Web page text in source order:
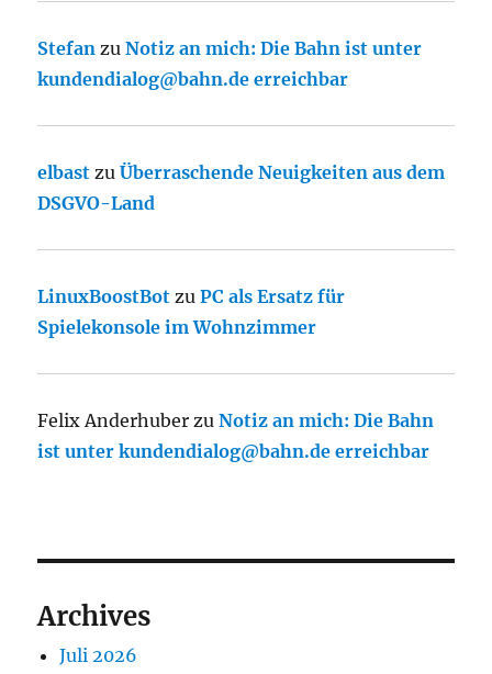
Stefan zuNotiz an mich: Die Bahn ist unter
kundendialog@bahn.de erreichbar
elbast zuÜberraschende Neuigkeiten aus dem
DSGVO-Land
LinuxBoostBot zuPC als Ersatz für
Spielekonsole im Wohnzimmer
Felix Anderhuber zuNotiz an mich: Die Bahn
ist unter kundendialog@bahn.de erreichbar
Archives
Juli 2026